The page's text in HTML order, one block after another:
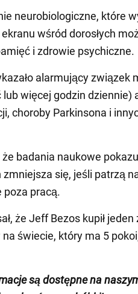
neurobiologiczne, które
wśród dorosłych
i zdrowie psychiczne.
alarmujący związek
więcej godzin dziennie)
choroby Parkinsona i
badania naukowe
zmniejsza się, jeśli patrzą
poza pracą.
że Jeff Bezos kupił
świecie, który ma 5
są dostępne na